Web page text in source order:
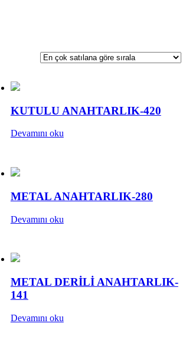
KUTULU ANAHTARLIK-420
Devamını oku
METAL ANAHTARLIK-280
Devamını oku
METAL DERİLİ ANAHTARLIK-
141
Devamını oku